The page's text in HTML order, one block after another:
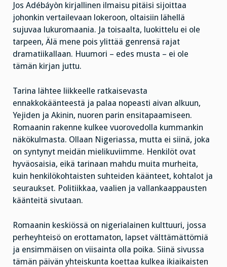
Jos Adébáyòn kirjallinen ilmaisu pitäisi sijoittaa
johonkin vertailevaan lokeroon, oltaisiin lähellä
sujuvaa lukuromaania. Ja toisaalta, luokittelu ei ole
tarpeen, Älä mene pois ylittää genrensä rajat
dramatiikallaan. Huumori – edes musta – ei ole
tämän kirjan juttu.
Tarina lähtee liikkeelle ratkaisevasta
ennakkokäänteestä ja palaa nopeasti aivan alkuun,
Yejiden ja Akinin, nuoren parin ensitapaamiseen.
Romaanin rakenne kulkee vuorovedolla kummankin
näkökulmasta. Ollaan Nigeriassa, mutta ei siinä, joka
on syntynyt meidän mielikuviimme. Henkilöt ovat
hyväosaisia, eikä tarinaan mahdu muita murheita,
kuin henkilökohtaisten suhteiden käänteet, kohtalot ja
seuraukset. Politiikkaa, vaalien ja vallankaappausten
käänteitä sivutaan.
Romaanin keskiössä on nigerialainen kulttuuri, jossa
perheyhteisö on erottamaton, lapset välttämättömiä
ja ensimmäisen on viisainta olla poika. Siinä sivussa
tämän päivän yhteiskunta koettaa kulkea ikiaikaisten